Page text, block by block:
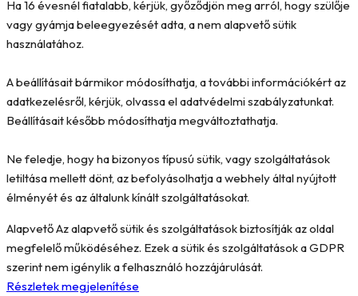
Ha 16 évesnél fiatalabb, kérjük, győződjön meg arról, hogy szülője
vagy gyámja beleegyezését adta, a nem alapvető sütik
használatához.
A beállításait bármikor módosíthatja, a további információkért az
adatkezelésről, kérjük, olvassa el adatvédelmi szabályzatunkat.
Beállításait később módosíthatja megváltoztathatja.
Ne feledje, hogy ha bizonyos típusú sütik, vagy szolgáltatások
letiltása mellett dönt, az befolyásolhatja a webhely által nyújtott
élményét és az általunk kínált szolgáltatásokat.
AlapvetőAz alapvető sütik és szolgáltatások biztosítják az oldal
megfelelő működéséhez. Ezek a sütik és szolgáltatások a GDPR
szerint nem igénylik a felhasználó hozzájárulását.
Részletek megjelenítése